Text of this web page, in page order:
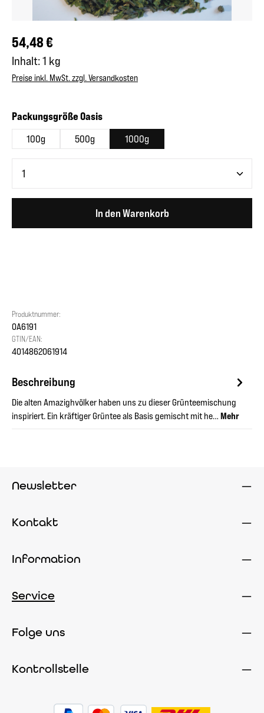
Regulärer Preis:
54,48 €
Inhalt: 1 kg
Preise inkl. MwSt. zzgl. Versandkosten
Packungsgröße Oasisauswählen
100g 500g 1000g
In den Warenkorb
Produktnummer:
OA6191
GTIN/EAN:
4014862061914
Beschreibung
Die alten Amazighvölker haben uns zu dieser Grünteemischung
inspiriert. Ein kräftiger Grüntee als Basis gemischt mit he… Mehr
Newsletter
Kontakt
Information
Service
Folge uns
Kontrollstelle